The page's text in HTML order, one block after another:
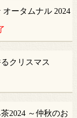
オータムナル 2024
クリスマス
2024 ～仲秋のお